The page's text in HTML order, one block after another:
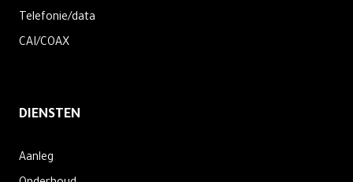
Telefonie/data
CAI/COAX
DIENSTEN
Aanleg